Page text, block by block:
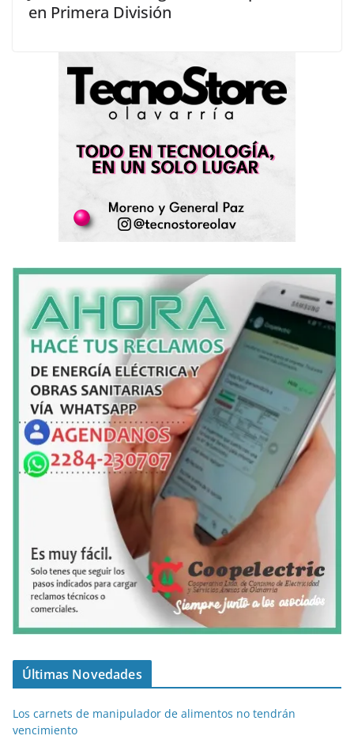
en Primera División
Últimas Novedades
Los carnets de manipulador de alimentos no tendrán
vencimiento